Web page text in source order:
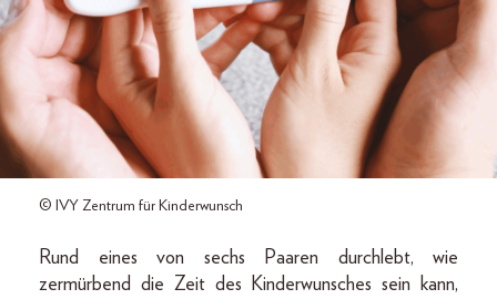
© IVY Zentrum für Kinderwunsch
Rund eines von sechs Paaren durchlebt, wie
zermürbend die Zeit des Kinderwunsches sein kann,